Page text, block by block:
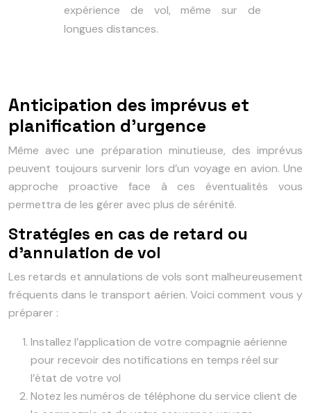
expérience de vol, même sur de
longues distances.
Anticipation des imprévus et
planification d’urgence
Même avec une préparation minutieuse, des imprévus
peuvent toujours survenir lors d’un voyage en avion. Une
approche proactive face à ces éventualités vous
permettra de les gérer avec plus de sérénité.
Stratégies en cas de retard ou
d’annulation de vol
Les retards et annulations de vols sont malheureusement
fréquents dans le transport aérien. Voici comment vous y
préparer :
Installez l’application de votre compagnie aérienne
pour recevoir des notifications en temps réel sur
l’état de votre vol
Notez les numéros de téléphone du service client de